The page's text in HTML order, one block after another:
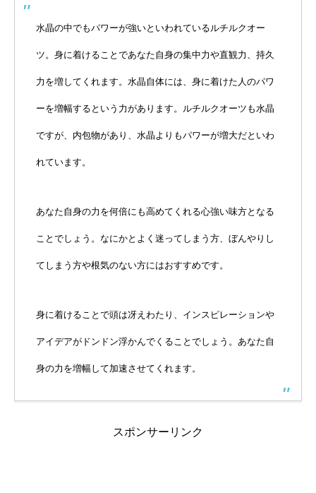
水晶の中でもパワーが強いといわれているルチルクオー
ツ。身に着けることであなた自身の集中力や直観力、持久
力を増してくれます。水晶自体には、身に着けた人のパワ
ーを増幅するという力があります。ルチルクオーツも水晶
ですが、内包物があり、水晶よりもパワーが増大だといわ
れています。
あなた自身の力を何倍にも高めてくれる心強い味方となる
ことでしょう。なにかとよく迷ってしまう方、ぼんやりし
てしまう方や根気のない方にはおすすめです。
身に着けることで頭は冴えわたり、インスピレーションや
アイデアがドンドン浮かんでくることでしょう。あなた自
身の力を増幅して加速させてくれます。
スポンサーリンク